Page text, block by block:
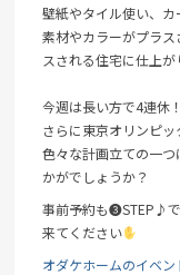
壁紙やタイル使い、
素材やカラーがプラ
スされる住宅に仕上が
今週は長い方で4連休
さらに東京オリンピ
色々な計画立ての一
かがでしょうか？
事前予約も➌STEP♪
来てください
オダケホームのイベ